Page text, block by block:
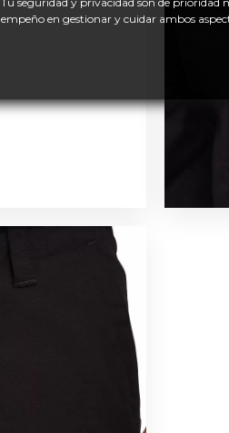
empeño en gestionar y cuidar ambos